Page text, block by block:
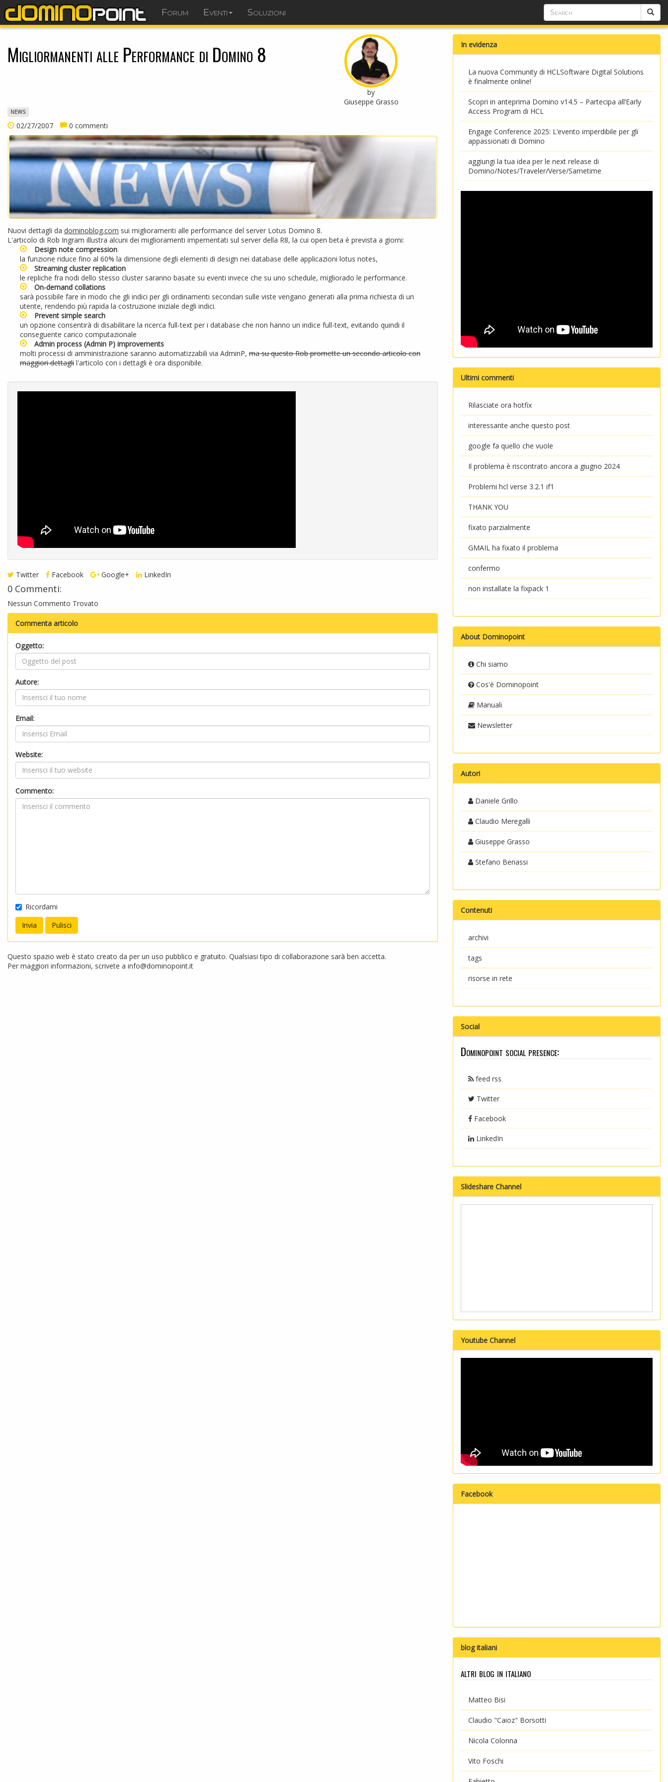
Forum Eventi Soluzioni
Migliormanenti alle Performance di Domino 8
by
Giuseppe Grasso
NEWS
02/27/2007 0 commenti
Nuovi dettagli da dominoblog.com sui miglioramenti alle performance del server Lotus Domino 8.
L'articolo di Rob Ingram illustra alcuni dei miglioramenti impementati sul server della R8, la cui open beta è prevista a giorni:
Design note compression
la funzione riduce fino al 60% la dimensione degli elementi di design nei database delle applicazioni lotus notes,
Streaming cluster replication
le repliche fra nodi dello stesso cluster saranno basate su eventi invece che su uno schedule, migliorado le performance.
On-demand collations
sarà possibile fare in modo che gli indici per gli ordinamenti secondari sulle viste vengano generati alla prima richiesta di un
utente, rendendo più rapida la costruzione iniziale degli indici.
Prevent simple search
un opzione consentirà di disabilitare la ricerca full-text per i database che non hanno un indice full-text, evitando quindi il
conseguente carico computazionale
Admin process (Admin P) improvements
molti processi di amministrazione saranno automatizzabili via AdminP,ma su questo Rob promette un secondo articolo con
maggiori dettagli l'articolo con i dettagli è oradisponibile.
Twitter Facebook Google+ LinkedIn
0 Commenti:
Nessun Commento Trovato
Commenta articolo
Oggetto:
Autore:
Email:
Website:
Commento:
Ricordami
Questo spazio web è stato creato da per un uso pubblico e gratuito. Qualsiasi tipo di collaborazione sarà ben accetta.
Per maggiori informazioni, scrivete a info@dominopoint.it
In evidenza
La nuova Community di HCLSoftware Digital Solutions
è finalmente online!
Scopri in anteprima Domino v14.5 – Partecipa all’Early
Access Program di HCL
Engage Conference 2025: L’evento imperdibile per gli
appassionati di Domino
aggiungi la tua idea per le next release di
Domino/Notes/Traveler/Verse/Sametime
Ultimi commenti
Rilasciate ora hotfix
interessante anche questo post
google fa quello che vuole
Il problema è riscontrato ancora a giugno 2024
Problemi hcl verse 3.2.1 if1
THANK YOU
fixato parzialmente
GMAIL ha fixato il problema
confermo
non installate la fixpack 1
About Dominopoint
Chi siamo
Cos'è Dominopoint
Manuali
Newsletter
Autori
Daniele Grillo
Claudio Meregalli
Giuseppe Grasso
Stefano Benassi
Contenuti
archivi
tags
risorse in rete
Social
Dominopoint social presence:
feed rss
Twitter
Facebook
LinkedIn
Slideshare Channel
Youtube Channel
Facebook
blog italiani
altri blog in italiano
Matteo Bisi
Claudio "Caioz" Borsotti
Nicola Colonna
Vito Foschi